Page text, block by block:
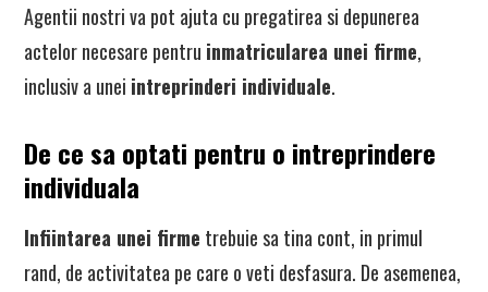
Agentii nostri va pot ajuta cu pregatirea si depunerea
actelor necesare pentru inmatricularea unei firme,
inclusiv a unei intreprinderi individuale.
De ce sa optati pentru o intreprindere
individuala
Infiintarea unei firme trebuie sa tina cont, in primul
rand, de activitatea pe care o veti desfasura. De asemenea,